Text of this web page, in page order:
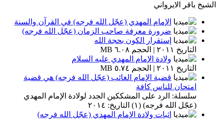
الشيخ باقر الايرواني
الإمام المهدي (عجّل الله فرجه) في القرآن والسنة
ضرورة معرفة صاحب الزمان (عجّل الله فرجه)
إستقرار الكون بحجة الله
التاريخ ٢٠١١ | الحجم ٦.٠٨ MB
ولادة الإمام المهدي عليه السلام
التاريخ ٢٠١١ | الحجم ٥.٧٤ MB
قضية الإمام الغائب (عجّل الله فرجه) هي قضية
امتحان للناس كافة
سلسلة: الرد على المشككين الجدد لولادة الإمام المهدي
(عجّل الله فرجه) (١) التاريخ: ٢٠١٤
اثبات ولادة الإمام المهدي (عجّل الله فرجه)